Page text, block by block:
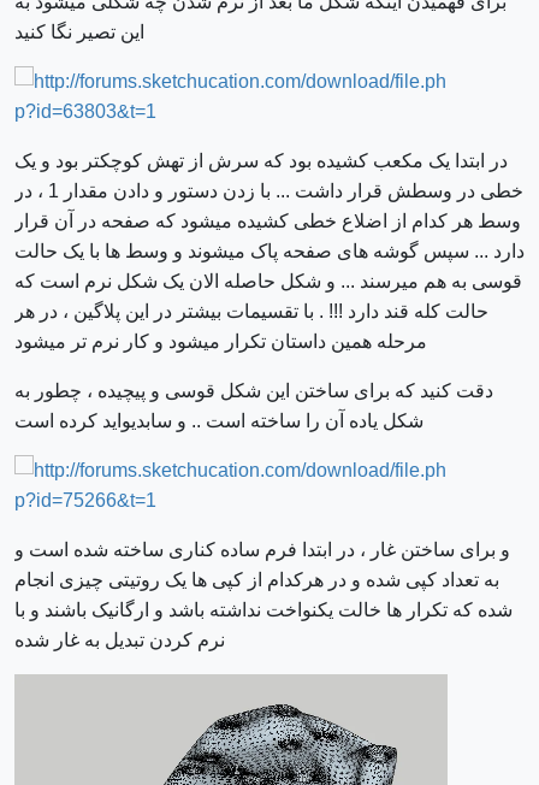
این تصیر نگا کنید
در ابتدا یک مکعب کشیده بود که سرش از تهش کوچکتر بود و یک
خطی در وسطش قرار داشت ... با زدن دستور و دادن مقدار 1 ، در
وسط هر کدام از اضلاع خطی کشیده میشود که صفحه در آن قرار
دارد ... سپس گوشه های صفحه پاک میشوند و وسط ها با یک حالت
قوسی به هم میرسند ... و شکل حاصله الان یک شکل نرم است که
حالت کله قند دارد !!! . با تقسیمات بیشتر در این پلاگین ، در هر
مرحله همین داستان تکرار میشود و کار نرم تر میشود
دقت کنید که برای ساختن این شکل قوسی و پیچیده ، چطور به
شکل یاده آن را ساخته است .. و سابدیواید کرده است
و برای ساختن غار ، در ابتدا فرم ساده کناری ساخته شده است و
به تعداد کپی شده و در هرکدام از کپی ها یک روتیتی چیزی انجام
شده که تکرار ها خالت یکنواخت نداشته باشد و ارگانیک باشند و با
نرم کردن تبدیل به غار شده